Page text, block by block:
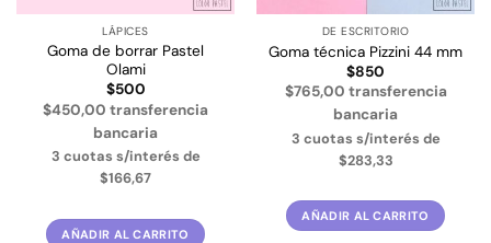
LÁPICES
Goma de borrar Pastel
Olami
$500
$450,00 transferencia
bancaria
3 cuotas s/interés de
$166,67
AÑADIR AL CARRITO
DE ESCRITORIO
Goma técnica Pizzini 44 mm
$850
$765,00 transferencia
bancaria
3 cuotas s/interés de
$283,33
AÑADIR AL CARRITO